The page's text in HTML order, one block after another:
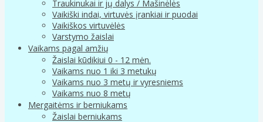
Traukinukai ir jų dalys / Mašinėlės
Vaikiški indai, virtuvės įrankiai ir puodai
Vaikiškos virtuvėlės
Varstymo žaislai
Vaikams pagal amžių
Žaislai kūdikiui 0 - 12 mėn.
Vaikams nuo 1 iki 3 metukų
Vaikams nuo 3 metų ir vyresniems
Vaikams nuo 8 metų
Mergaitėms ir berniukams
Žaislai berniukams